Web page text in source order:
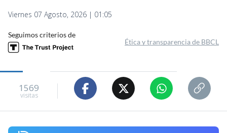
Viernes 07 Agosto, 2026 | 01:05
Seguimos criterios de
Ética y transparencia de BBCL
1569
visitas